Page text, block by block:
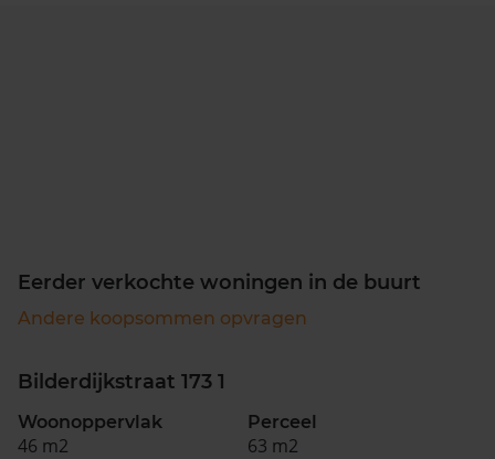
Eerder verkochte woningen in de buurt
Andere koopsommen opvragen
Bilderdijkstraat 173 1
Woonoppervlak
46 m2
Perceel
63 m2